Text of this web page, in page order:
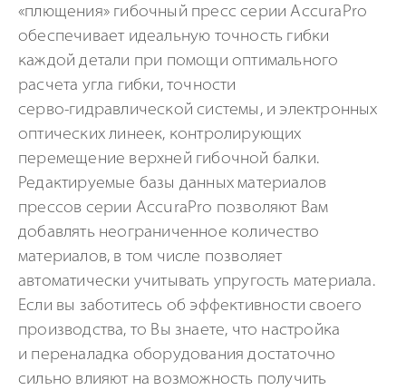
«плющения» гибочный пресс серии AccuraPro
обеспечивает идеальную точность гибки
каждой детали при помощи оптимального
расчета угла гибки, точности
серво-гидравлической системы, и электронных
оптических линеек, контролирующих
перемещение верхней гибочной балки.
Редактируемые базы данных материалов
прессов серии AccuraPro позволяют Вам
добавлять неограниченное количество
материалов, в том числе позволяет
автоматически учитывать упругость материала.
Если вы заботитесь об эффективности своего
производства, то Вы знаете, что настройка
и переналадка оборудования достаточно
сильно влияют на возможность получить